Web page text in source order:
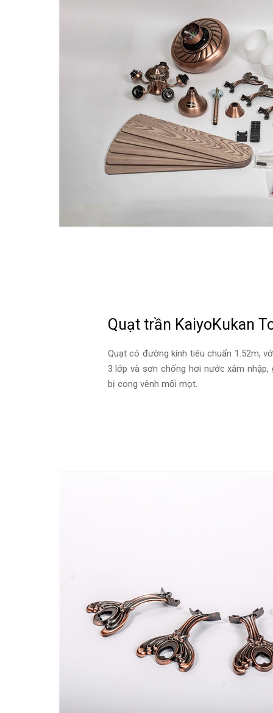
Quạt trần KaiyoKukan
Quạt có đường kính tiêu chuẩn 1.52m,
3 lớp và sơn chống hơi nước xâm nhập,
bị cong vênh mối mọt.